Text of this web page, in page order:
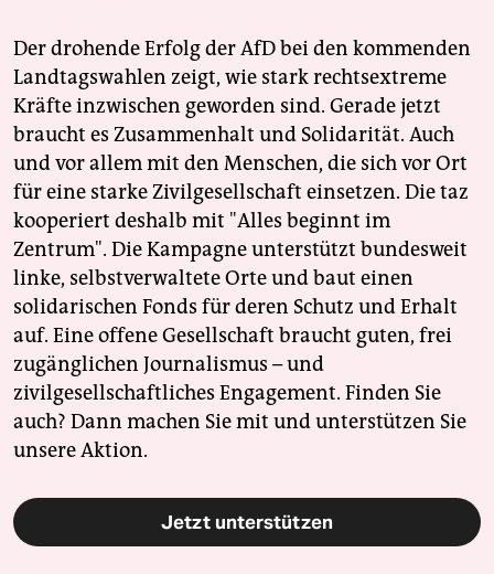
Der drohende Erfolg der AfD bei den kommenden
Landtagswahlen zeigt, wie stark rechtsextreme
Kräfte inzwischen geworden sind. Gerade jetzt
braucht es Zusammenhalt und Solidarität. Auch
und vor allem mit den Menschen, die sich vor Ort
für eine starke Zivilgesellschaft einsetzen. Die taz
kooperiert deshalb mit "Alles beginnt im
Zentrum". Die Kampagne unterstützt bundesweit
linke, selbstverwaltete Orte und baut einen
solidarischen Fonds für deren Schutz und Erhalt
auf. Eine offene Gesellschaft braucht guten, frei
zugänglichen Journalismus – und
zivilgesellschaftliches Engagement. Finden Sie
auch? Dann machen Sie mit und unterstützen Sie
unsere Aktion.
Jetzt unterstützen